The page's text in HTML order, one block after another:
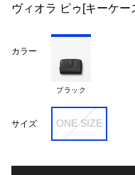
ヴィオラ ピゥ[キーケ
カラー
ブラック
サイズ ONE SIZE